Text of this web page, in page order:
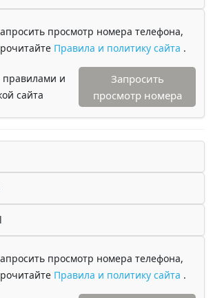
просмотр номера телефона,
Правила и политику сайта .
правилами и
сайта
Запросить
просмотр номера
просмотр номера телефона,
Правила и политику сайта .